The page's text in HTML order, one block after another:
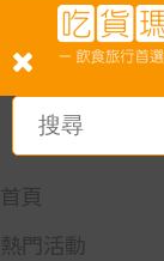
首頁
熱門活動